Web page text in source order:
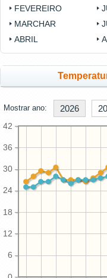
FEVEREIRO
MARCHAR
ABRIL
Mostrar ano: 2026
6
12
18
24
30
36
42